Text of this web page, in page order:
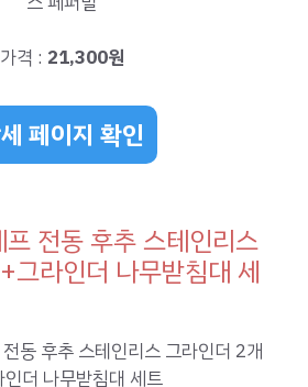
가격 : 21,300원
페이지 확인
전동 후추 스테인리스
그라인더 나무받침대 세